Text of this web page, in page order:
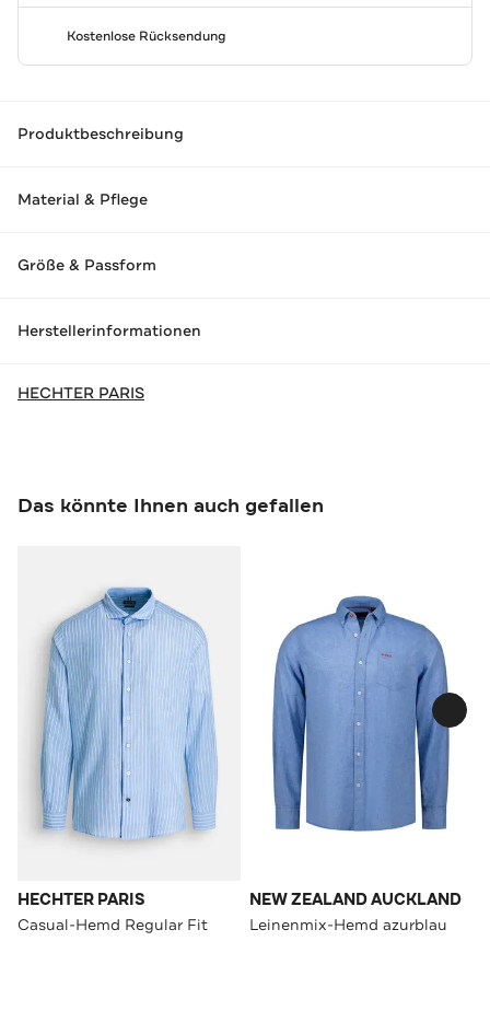
Kostenlose Rücksendung
Produktbeschreibung
Material & Pflege
Größe & Passform
Herstellerinformationen
HECHTER PARIS
Das könnte Ihnen auch gefallen
HECHTER PARIS
Casual-Hemd Regular Fit
NEW ZEALAND AUCKLAND
Leinenmix-Hemd azurblau